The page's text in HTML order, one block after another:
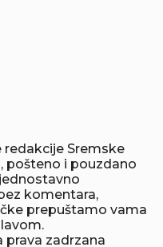
Sremske
pošteno i pouzdano
komentara,
prepuštamo vama
prava zadrzana